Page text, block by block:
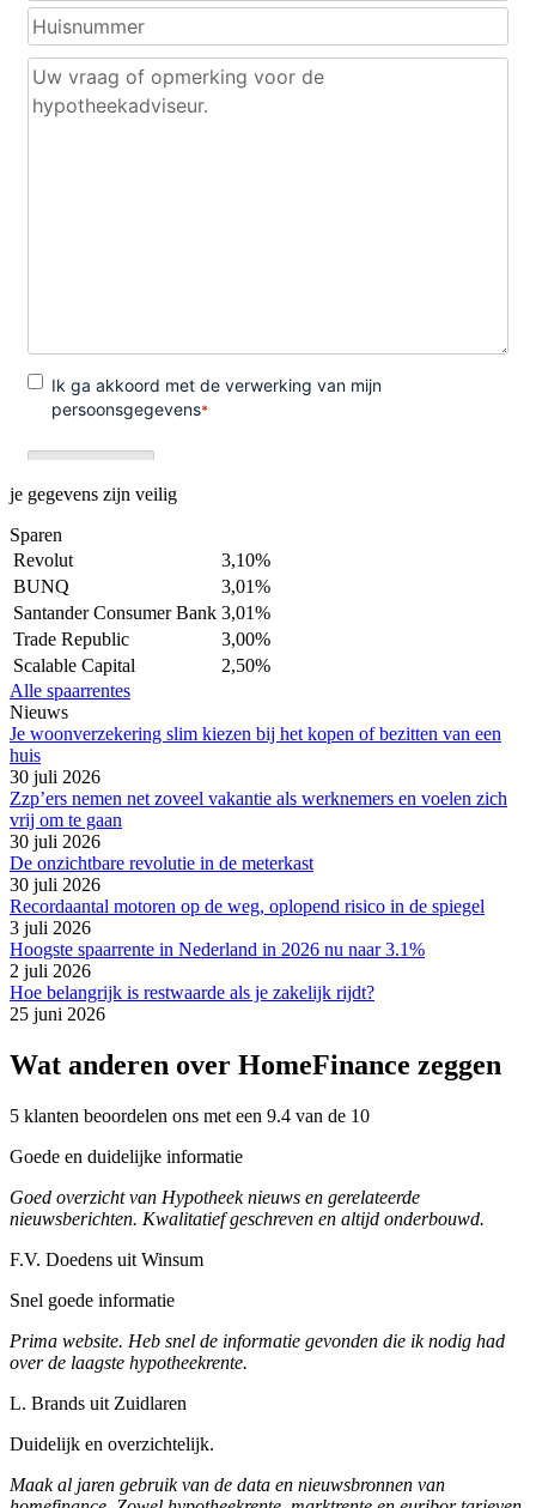
je gegevens zijn veilig
Sparen
Revolut
3,10%
BUNQ
3,01%
Santander Consumer Bank 3,01%
Trade Republic
3,00%
Scalable Capital
2,50%
Alle spaarrentes
Nieuws
Je woonverzekering slim kiezen bij het kopen of bezitten van een
huis
30 juli 2026
Zzp’ers nemen net zoveel vakantie als werknemers en voelen zich
vrij om te gaan
30 juli 2026
De onzichtbare revolutie in de meterkast
30 juli 2026
Recordaantal motoren op de weg, oplopend risico in de spiegel
3 juli 2026
Hoogste spaarrente in Nederland in 2026 nu naar 3.1%
2 juli 2026
Hoe belangrijk is restwaarde als je zakelijk rijdt?
25 juni 2026
Wat anderen over HomeFinance zeggen
5 klanten beoordelen ons met een 9.4 van de 10
Goede en duidelijke informatie
Goed overzicht van Hypotheek nieuws en gerelateerde
nieuwsberichten. Kwalitatief geschreven en altijd onderbouwd.
F.V. Doedens uit Winsum
Snel goede informatie
Prima website. Heb snel de informatie gevonden die ik nodig had
over de laagste hypotheekrente.
L. Brands uit Zuidlaren
Duidelijk en overzichtelijk.
Maak al jaren gebruik van de data en nieuwsbronnen van